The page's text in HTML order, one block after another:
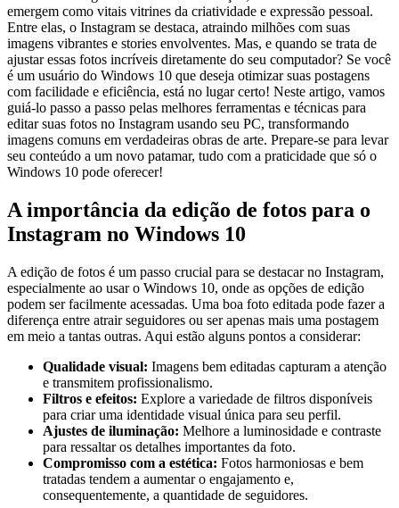
emergem ⁣como⁢ vitais​ vitrines‍ da criatividade e expressão ⁤pessoal.
Entre elas, ‍o Instagram se destaca, atraindo milhões com suas
imagens ‌vibrantes e stories envolventes. Mas, e quando se ⁣trata​ de
ajustar ⁤essas fotos incríveis diretamente do seu computador? ⁤Se você
é‌ um usuário ⁢do ‍Windows ⁢10 que deseja otimizar suas postagens
com facilidade⁤ e eficiência, está no lugar certo! Neste artigo, vamos
guiá-lo‍ passo a⁤ passo pelas melhores ferramentas⁣ e técnicas⁤ para
editar suas fotos no Instagram usando⁤ seu‌ PC, transformando
imagens comuns em verdadeiras‌ obras‍ de arte.‍ Prepare-se para levar
seu ​conteúdo a um ⁢novo patamar, tudo com a praticidade que só o
Windows 10 pode oferecer!
A ​importância da ​edição de fotos para o
Instagram no Windows ⁤10
A edição de fotos ⁢é um passo⁢ crucial para se⁢ destacar no Instagram,
especialmente ao usar o ⁢Windows 10, onde as opções de edição
podem ser‍ facilmente acessadas. ‍Uma ​boa⁢ foto ⁣editada pode fazer a
diferença entre atrair seguidores ou ser apenas mais uma ‌postagem
em ‍meio ‍a ⁣tantas outras. Aqui estão ‌alguns pontos‌ a ⁤considerar:
Qualidade visual: Imagens bem‍ editadas⁤ capturam a atenção
e‌ transmitem profissionalismo.
Filtros e efeitos: Explore a variedade de filtros ‍disponíveis
para criar ⁣uma identidade ​visual única para seu ⁣perfil.
Ajustes de iluminação: ⁤Melhore a ⁢luminosidade e⁣ contraste
para ressaltar os detalhes importantes da foto.
Compromisso com a estética: Fotos harmoniosas⁢ e‌ bem
tratadas tendem⁤ a aumentar ‍o engajamento ⁢e,
consequentemente, a quantidade de⁣ seguidores.